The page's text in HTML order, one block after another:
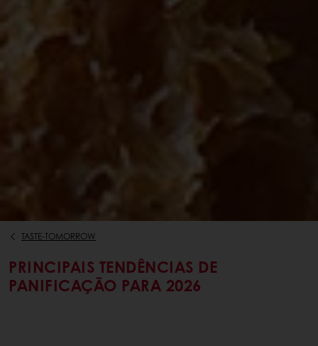
TASTE-TOMORROW
PRINCIPAIS TENDÊNCIAS DE
PANIFICAÇÃO PARA 2026